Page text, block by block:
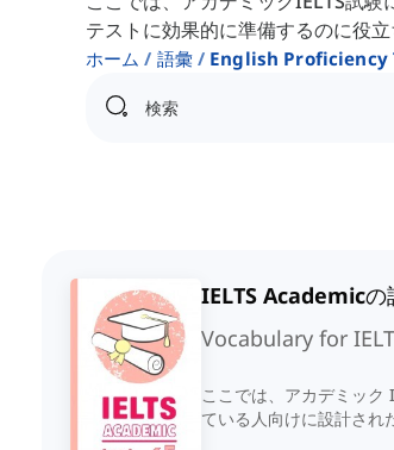
テストに効果的に準備するのに役立
ホーム 語彙 English Proficiency
IELTS Academicの
Vocabulary for
ここでは、アカデミック
ている人向けに設計され